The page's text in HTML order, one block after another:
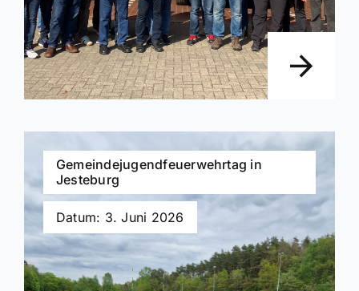
Gemeindejugendfeuerwehrtag in
Jesteburg
Datum: 3. Juni 2026